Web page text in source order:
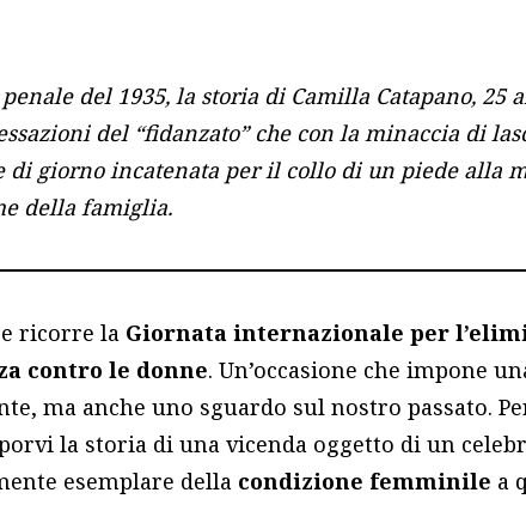
del 1935, la storia di Camilla Catapano, 25
del “fidanzato” che con la minaccia di
di giorno incatenata per il collo di un piede alla
della famiglia.
ricorre la Giornata internazionale per
contro le donne. Un’occasione che impone
ma anche uno sguardo sul nostro passato.
la storia di una vicenda oggetto di un
esemplare della condizione femminile a